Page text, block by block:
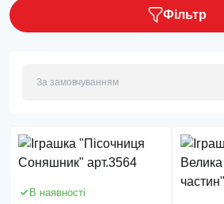
Фільтр
В наявності